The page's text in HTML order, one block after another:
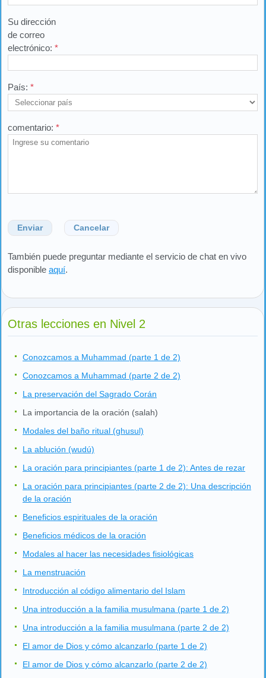
Su dirección
de correo
electrónico: *
País: *
comentario: *
Enviar Cancelar
También puede preguntar mediante el servicio de chat en vivo
disponible aquí.
Otras lecciones en Nivel 2
Conozcamos a Muhammad (parte 1 de 2)
Conozcamos a Muhammad (parte 2 de 2)
La preservación del Sagrado Corán
La importancia de la oración (salah)
Modales del baño ritual (ghusul)
La ablución (wudú)
La oración para principiantes (parte 1 de 2): Antes de rezar
La oración para principiantes (parte 2 de 2): Una descripción
de la oración
Beneficios espirituales de la oración
Beneficios médicos de la oración
Modales al hacer las necesidades fisiológicas
La menstruación
Introducción al código alimentario del Islam
Una introducción a la familia musulmana (parte 1 de 2)
Una introducción a la familia musulmana (parte 2 de 2)
El amor de Dios y cómo alcanzarlo (parte 1 de 2)
El amor de Dios y cómo alcanzarlo (parte 2 de 2)